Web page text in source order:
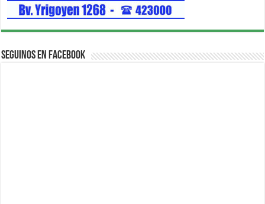
Seguinos en Facebook